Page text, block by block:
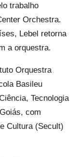
trabalho
Orchestra.
Lebel retorna
a orquestra.
Orquestra
Basileu
Tecnologia
com
Cultura (Secult)